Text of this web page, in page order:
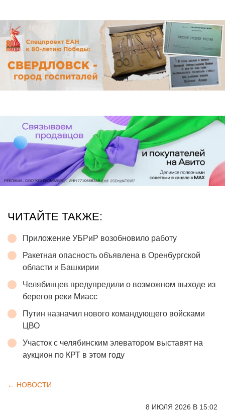
ЧИТАЙТЕ ТАКЖЕ:
Приложение УБРиР возобновило работу
Ракетная опасность объявлена в Оренбургской
области и Башкирии
Челябинцев предупредили о возможном выходе из
берегов реки Миасс
Путин назначил нового командующего войсками
ЦВО
Участок с челябинским элеватором выставят на
аукцион по КРТ в этом году
← НОВОСТИ
8 ИЮЛЯ 2026 В 15:02